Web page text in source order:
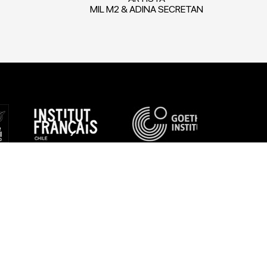
MIL M2 & ADINA SECRETAN